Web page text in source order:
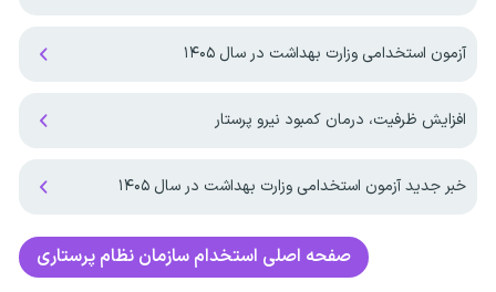
آزمون استخدامی وزارت بهداشت در سال ۱۴۰۵
افزایش ظرفیت، درمان کمبود نیرو پرستار
خبر جدید آزمون استخدامی وزارت بهداشت در سال ۱۴۰۵
صفحه اصلی استخدام سازمان نظام پرستاری